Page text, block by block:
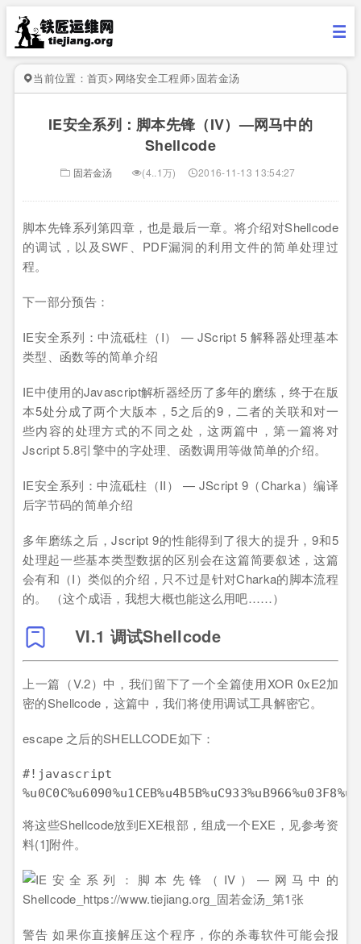
当前位置： 首页> 网络安全工程师>固若金汤
IE安全系列：脚本先锋（IV）—网马中的
Shellcode
固若金汤 (4..1万) 2016-11-13 13:54:27
脚本先锋系列第四章，也是最后一章。将介绍对Shellcode
的调试，以及SWF、PDF漏洞的利用文件的简单处理过
程。
下一部分预告：
IE安全系列：中流砥柱（I） — JScript 5 解释器处理基本
类型、函数等的简单介绍
IE中使用的Javascript解析器经历了多年的磨练，终于在版
本5处分成了两个大版本，5之后的9，二者的关联和对一
些内容的处理方式的不同之处，这两篇中，第一篇将对
Jscript 5.8引擎中的字处理、函数调用等做简单的介绍。
IE安全系列：中流砥柱（II） — JScript 9（Charka）编译
后字节码的简单介绍
多年磨练之后，Jscript 9的性能得到了很大的提升，9和5
处理起一些基本类型数据的区别会在这篇简要叙述，这篇
会有和（I）类似的介绍，只不过是针对Charka的脚本流程
的。 （这个成语，我想大概也能这么用吧……）
VI.1 调试Shellcode
上一篇（V.2）中，我们留下了一个全篇使用XOR 0xE2加
密的Shellcode，这篇中，我们将使用调试工具解密它。
escape 之后的SHELLCODE如下：
#!javascript
将这些Shellcode放到EXE根部，组成一个EXE，见参考资
料(1]附件。
警告 如果你直接解压这个程序，你的杀毒软件可能会报